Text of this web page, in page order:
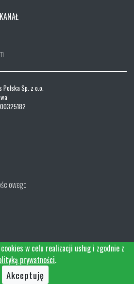
Sp. z o.o.
w celu realizacji usług i zgodnie z
prywatności.
Akceptuję